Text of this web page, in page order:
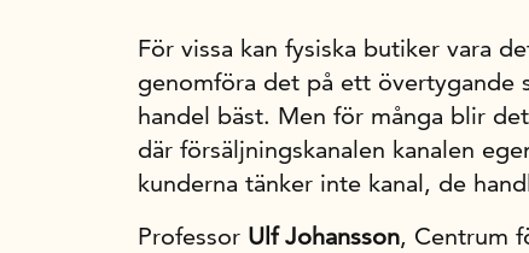
För vissa kan fysiska butiker vara
genomföra det på ett övertygande
handel bäst. Men för många blir
där försäljningskanalen kanalen
kunderna tänker inte kanal, de
Professor Ulf Johansson, Centrum